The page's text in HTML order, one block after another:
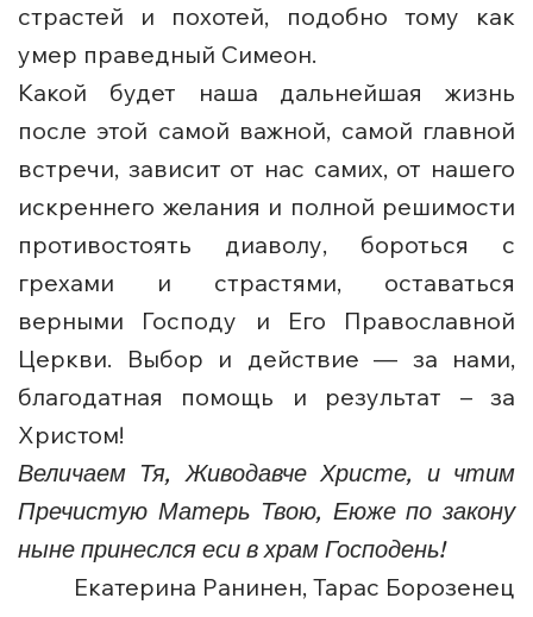
страстей и похотей, подобно тому как
умер праведный Симеон.
Какой будет наша дальнейшая жизнь
после этой самой важной, самой главной
встречи, зависит от нас самих, от нашего
искреннего желания и полной решимости
противостоять диаволу, бороться с
грехами и страстями, оставаться
верными Господу и Его Православной
Церкви. Выбор и действие — за нами,
благодатная помощь и результат – за
Христом!
Величаем Тя, Живодавче Христе, и чтим
Пречистую Матерь Твою, Еюже по закону
ныне принеслся еси в храм Господень!
Екатерина Ранинен, Тарас Борозенец